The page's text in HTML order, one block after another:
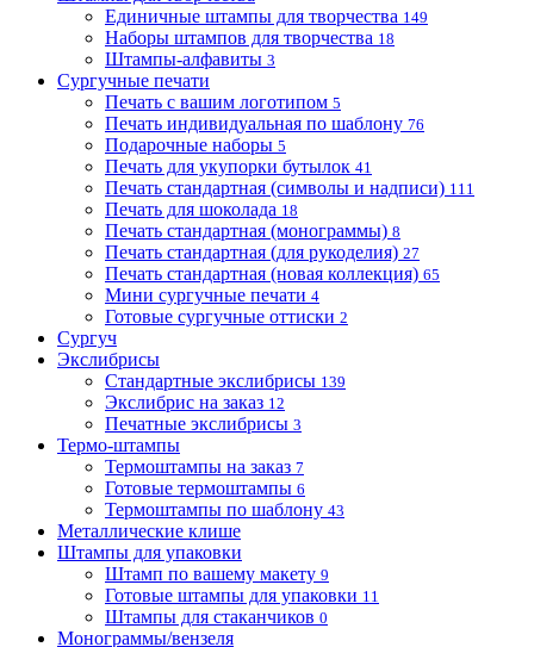
Единичные штампы для творчества 149
Наборы штампов для творчества 18
Штампы-алфавиты 3
Сургучные печати
Печать с вашим логотипом 5
Печать индивидуальная по шаблону 76
Подарочные наборы 5
Печать для укупорки бутылок 41
Печать стандартная (символы и надписи) 111
Печать для шоколада 18
Печать стандартная (монограммы) 8
Печать стандартная (для рукоделия) 27
Печать стандартная (новая коллекция) 65
Мини сургучные печати 4
Готовые сургучные оттиски 2
Сургуч
Экслибрисы
Стандартные экслибрисы 139
Экслибрис на заказ 12
Печатные экслибрисы 3
Термо-штампы
Термоштампы на заказ 7
Готовые термоштампы 6
Термоштампы по шаблону 43
Металлические клише
Штампы для упаковки
Штамп по вашему макету 9
Готовые штампы для упаковки 11
Штампы для стаканчиков 0
Монограммы/вензеля